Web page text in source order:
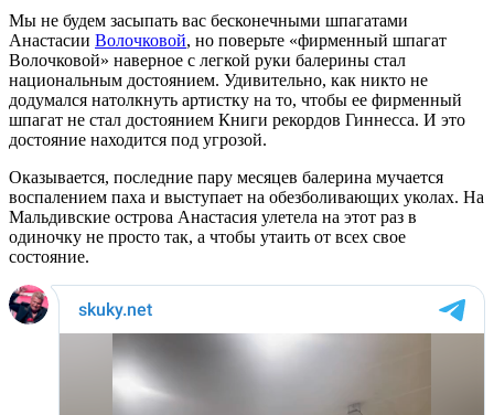
Мы не будем засыпать вас бесконечными шпагатами
Анастасии Волочковой, но поверьте «фирменный шпагат
Волочковой» наверное с легкой руки балерины стал
национальным достоянием. Удивительно, как никто не
додумался натолкнуть артистку на то, чтобы ее фирменный
шпагат не стал достоянием Книги рекордов Гиннесса. И это
достояние находится под угрозой.
Оказывается, последние пару месяцев балерина мучается
воспалением паха и выступает на обезболивающих уколах. На
Мальдивские острова Анастасия улетела на этот раз в
одиночку не просто так, а чтобы утаить от всех свое
состояние.